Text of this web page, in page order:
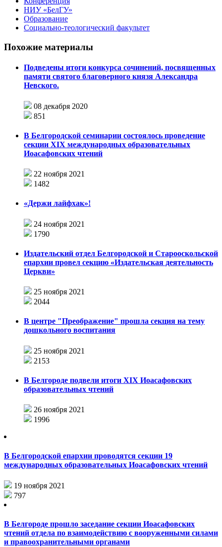
НИУ «БелГУ»
Образование
Социально-теологический факультет
Похожие материалы
Подведены итоги конкурса сочинений, посвященных
памяти святого благоверного князя Александра
Невского.
08 декабря 2020
851
В Белгородской семинарии состоялось проведение
секции XIX международных образовательных
Иоасафовских чтений
22 ноября 2021
1482
«Держи лайфхак»!
24 ноября 2021
1790
Издательский отдел Белгородской и Старооскольской
епархии провел секцию «Издательская деятельность
Церкви»
25 ноября 2021
2044
В центре "Преображение" прошла секция на тему
дошкольного воспитания
25 ноября 2021
2153
В Белгороде подвели итоги XIX Иоасафовских
образовательных чтений
26 ноября 2021
1996
В Белгородской епархии проводятся секции 19
международных образовательных Иоасафовских чтений
19 ноября 2021
797
В Белгороде прошло заседание секции Иоасафовских
чтений отдела по взаимодействию с вооруженными силами
и правоохранительными органами